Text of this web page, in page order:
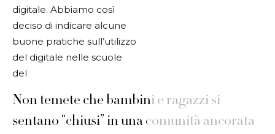
digitale. Abbiamo così
deciso di indicare alcune
buone pratiche sull’utilizzo
del digitale nelle scuole
del
Non temete che bambini e ragazzi si
sentano “chiusi” in una comunità ancorata